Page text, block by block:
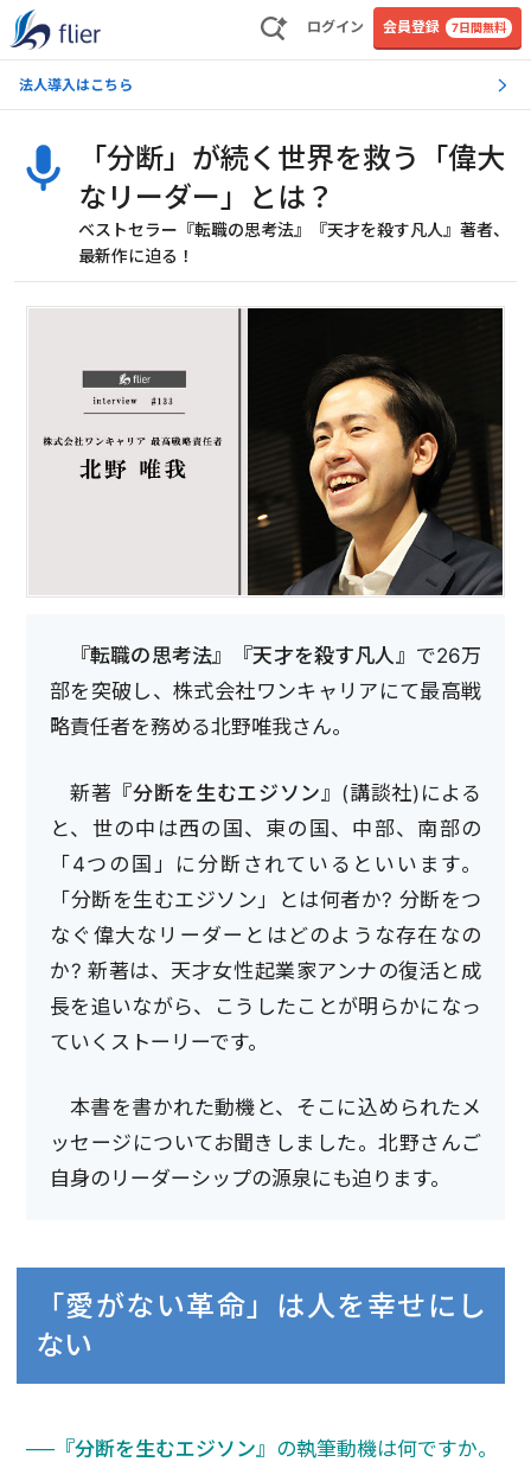
ログイン 会員登録 7日間無料
法人導入はこちら
「分断」が続く世界を救う「偉大
なリーダー」とは？
ベストセラー『転職の思考法』『天才を殺す凡人』著者、
最新作に迫る！
『転職の思考法』『天才を殺す凡人』 で26万
部を突破し、株式会社ワンキャリアにて最高戦
略責任者を務める北野唯我さん。
新著 『分断を生むエジソン』 (講談社)による
と、世の中は西の国、東の国、中部、南部の
「4つの国」に分断されているといいます。
「分断を生むエジソン」とは何者か? 分断をつ
なぐ偉大なリーダーとはどのような存在なの
か? 新著は、天才女性起業家アンナの復活と成
長を追いながら、こうしたことが明らかになっ
ていくストーリーです。
本書を書かれた動機と、そこに込められたメ
ッセージについてお聞きしました。北野さんご
自身のリーダーシップの源泉にも迫ります。
「愛がない革命」は人を幸せにし
ない
──『分断を生むエジソン』 の執筆動機は何ですか。